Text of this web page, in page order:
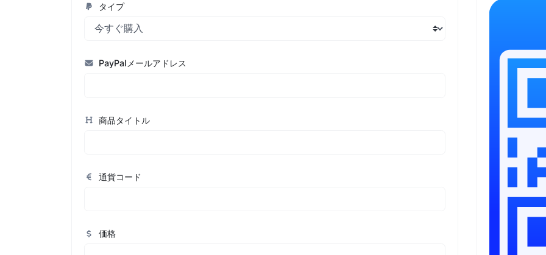
タイプ
PayPalメールアドレス
商品タイトル
通貨コード
価格